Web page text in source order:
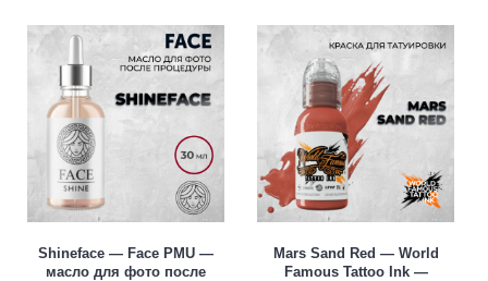
Shineface — Face PMU —
масло для фото после
Mars Sand Red — World
Famous Tattoo Ink —